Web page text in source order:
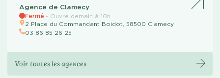
Agence de Clamecy
Fermé - Ouvre demain à 10h
2 Place du Commandant Boidot, 58500 Clamecy
03 86 85 26 25
Voir toutes les agences